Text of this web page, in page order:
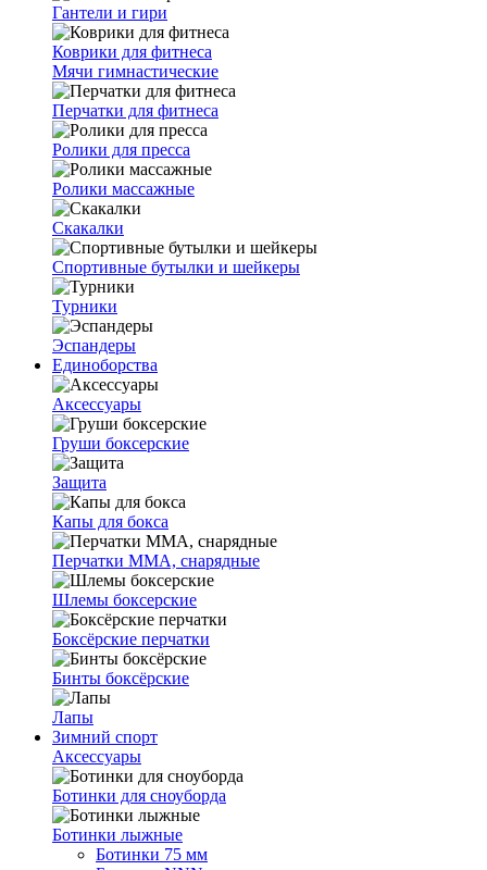
Гантели и гири
Коврики для фитнеса
Мячи гимнастические
Перчатки для фитнеса
Ролики для пресса
Ролики массажные
Скакалки
Спортивные бутылки и шейкеры
Турники
Эспандеры
Единоборства
Аксессуары
Груши боксерские
Защита
Капы для бокса
Перчатки ММА, снарядные
Шлемы боксерские
Боксёрские перчатки
Бинты боксёрские
Лапы
Зимний спорт
Аксессуары
Ботинки для сноуборда
Ботинки лыжные
Ботинки 75 мм